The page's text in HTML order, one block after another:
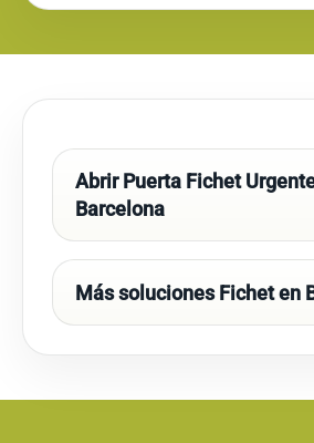
Abrir Puerta Fichet
Barcelona
Más soluciones Fichet en